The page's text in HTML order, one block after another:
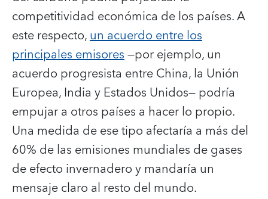
competitividad económica de los países. A
este respecto,un acuerdo entre los
principales emisores—por ejemplo, un
acuerdo progresista entre China, la Unión
Europea, India y Estados Unidos— podría
empujar a otros países a hacer lo propio.
Una medida de ese tipo afectaría a más del
60% de las emisiones mundiales de gases
de efecto invernadero y mandaría un
mensaje claro al resto del mundo.